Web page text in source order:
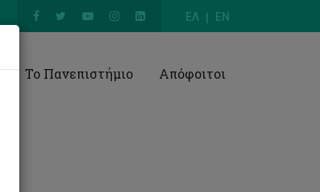
ΕΛ EN
Το Πανεπιστήμιο Απόφοιτοι